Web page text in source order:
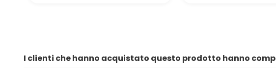
I clienti che hanno acquistato questo prodotto hanno